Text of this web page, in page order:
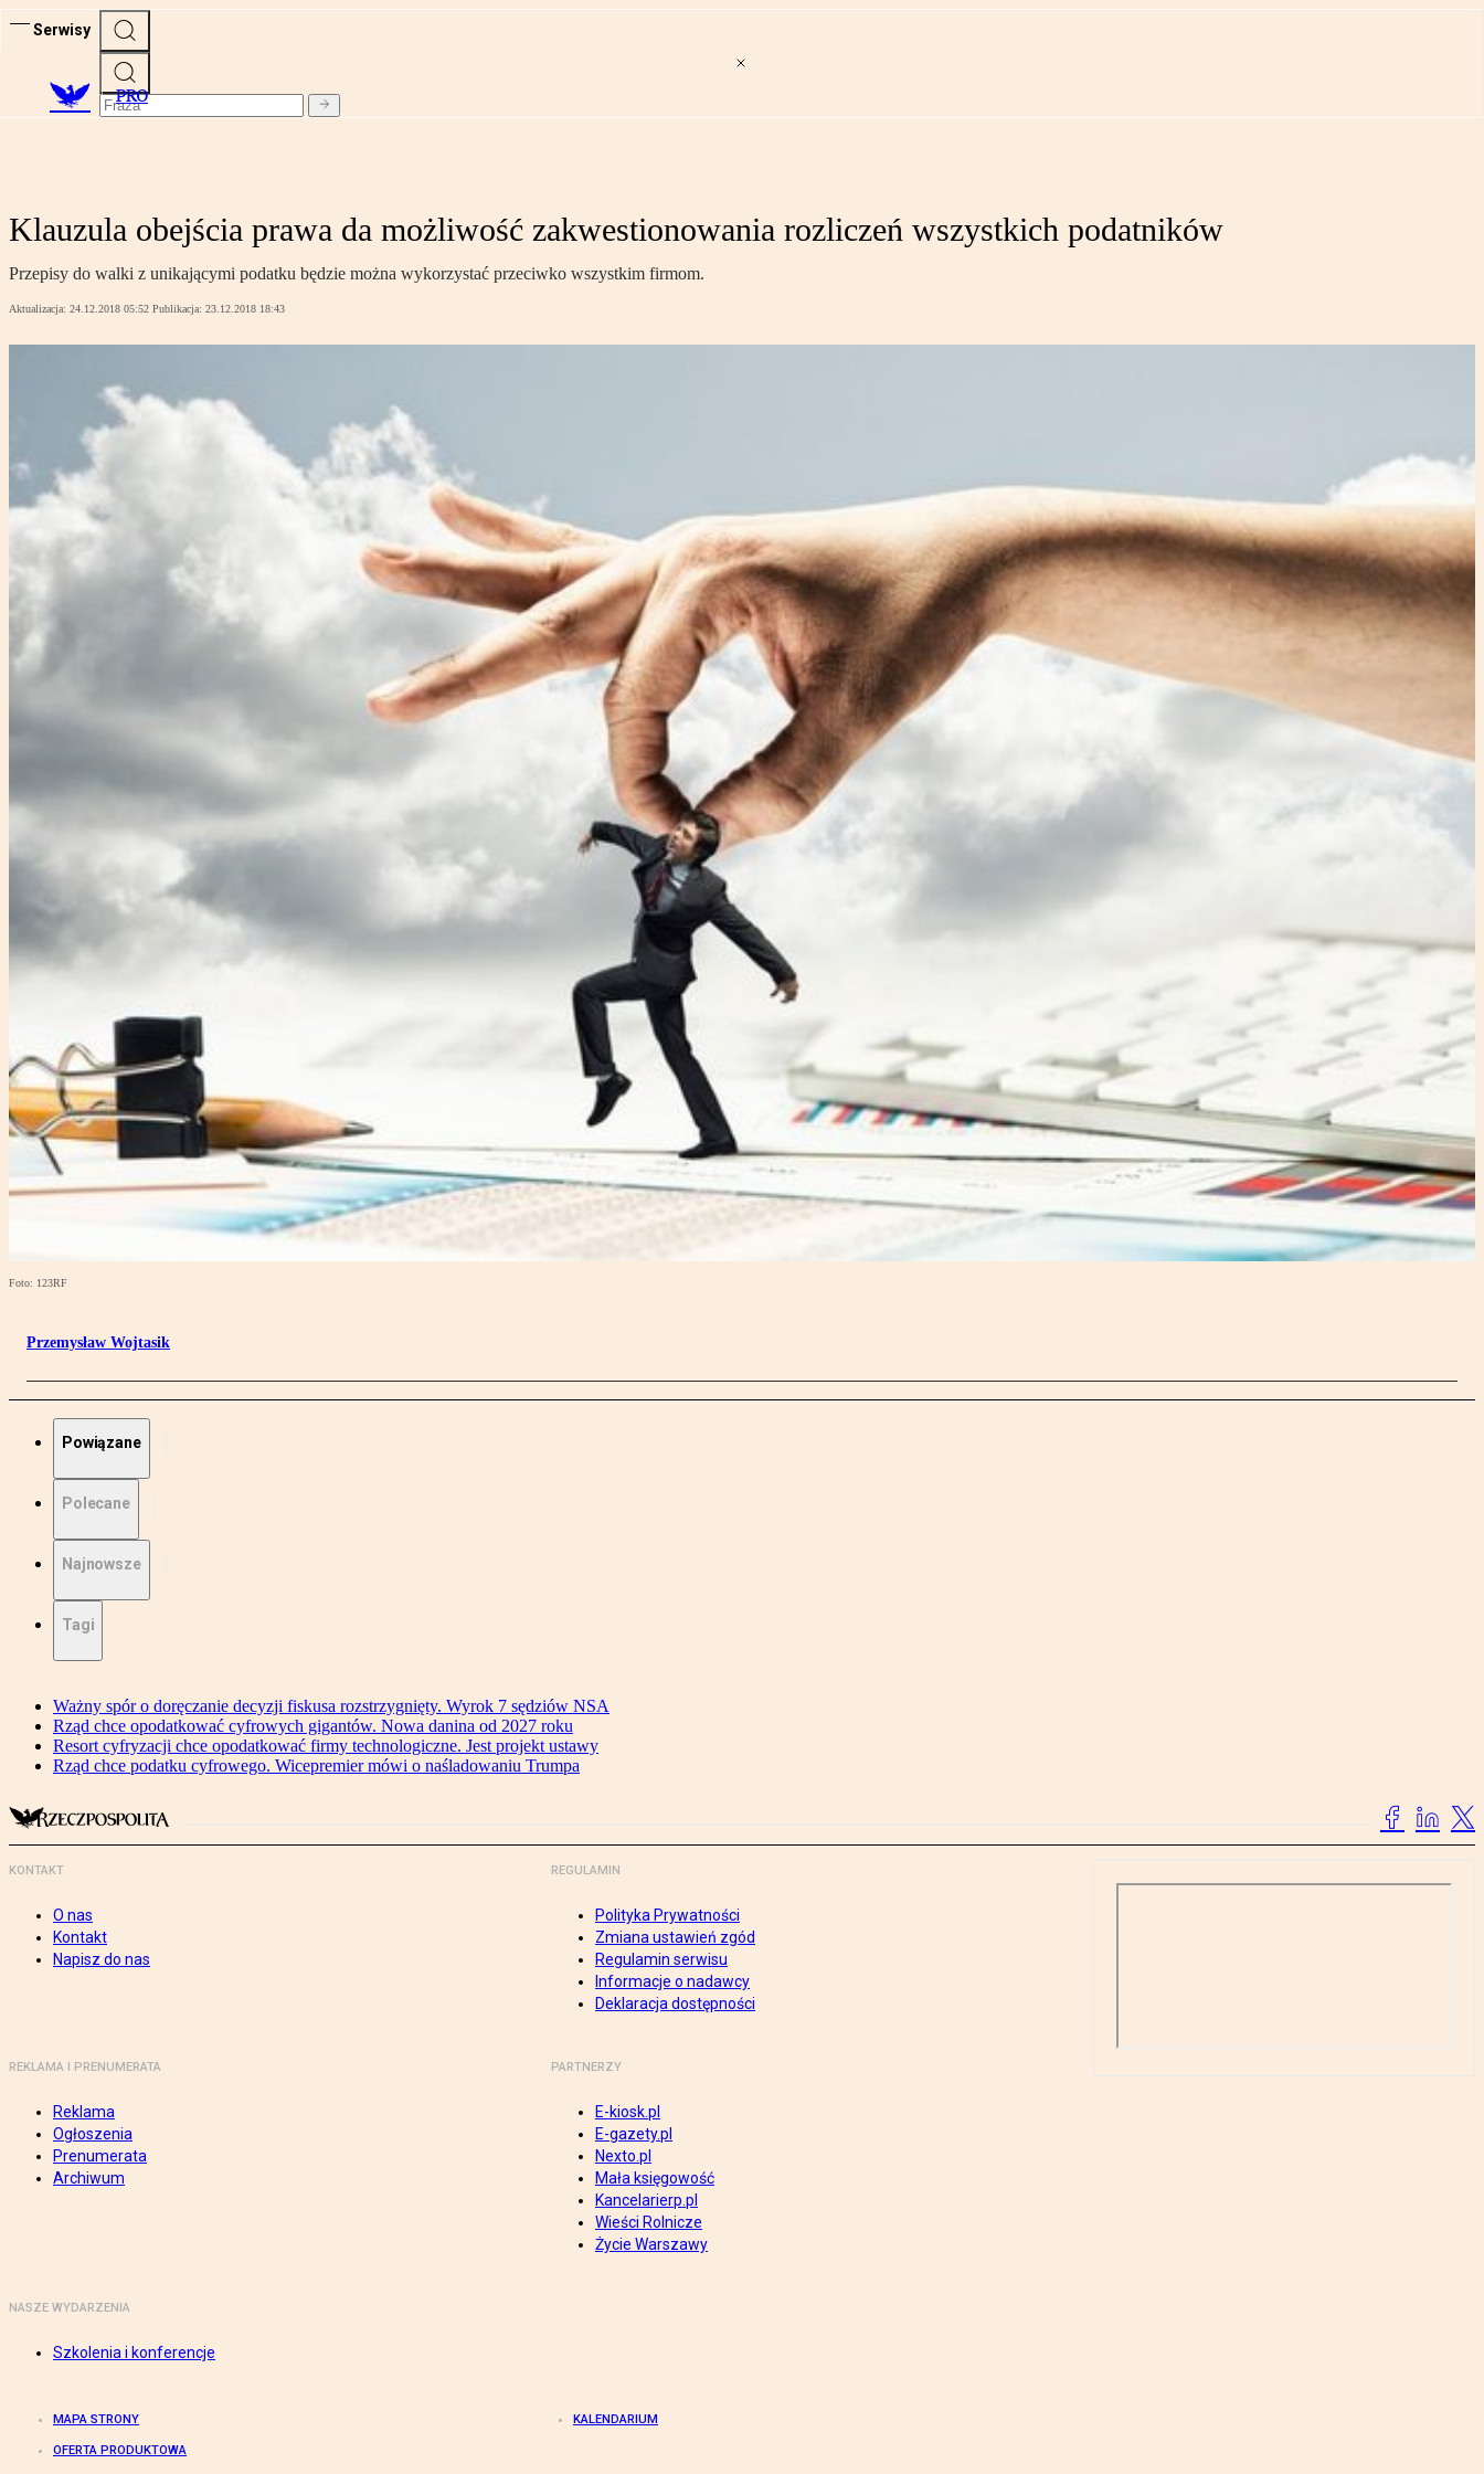
Serwisy
PRO
Klauzula obejścia prawa da możliwość zakwestionowania rozliczeń wszystkich podatników
Przepisy do walki z unikającymi podatku będzie można wykorzystać przeciwko wszystkim firmom.
Aktualizacja: 24.12.2018 05:52 Publikacja: 23.12.2018 18:43
Foto: 123RF
Przemysław Wojtasik
Powiązane
Polecane
Najnowsze
Tagi
Ważny spór o doręczanie decyzji fiskusa rozstrzygnięty. Wyrok 7 sędziów NSA
Rząd chce opodatkować cyfrowych gigantów. Nowa danina od 2027 roku
Resort cyfryzacji chce opodatkować firmy technologiczne. Jest projekt ustawy
Rząd chce podatku cyfrowego. Wicepremier mówi o naśladowaniu Trumpa
KONTAKT
O nas
Kontakt
Napisz do nas
REGULAMIN
Polityka Prywatności
Zmiana ustawień zgód
Regulamin serwisu
Informacje o nadawcy
Deklaracja dostępności
REKLAMA I PRENUMERATA
Reklama
Ogłoszenia
Prenumerata
Archiwum
PARTNERZY
E-kiosk.pl
E-gazety.pl
Nexto.pl
Mała księgowość
Kancelarierp.pl
Wieści Rolnicze
Życie Warszawy
NASZE WYDARZENIA
Szkolenia i konferencje
MAPA STRONY KALENDARIUM
OFERTA PRODUKTOWA